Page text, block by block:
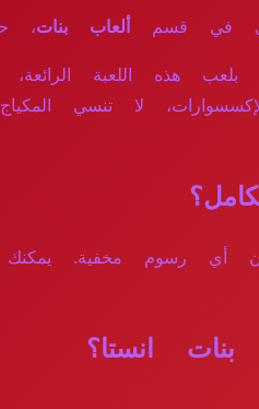
في قسم ألعاب بنات،
بلعب هذه اللعبة
لا تنسي
دون أي رسوم مخفية.
انستا؟